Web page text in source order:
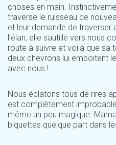
choses en main.
traverse le ruisseau de
et leur demande de traverser
l’élan, elle sautille vers nous
route à suivre et voilà que sa
deux chevrons lui emboitent
avec nous !
Nous éclatons tous de rires
est complètement
même un peu magique.
biquettes quelque part dans